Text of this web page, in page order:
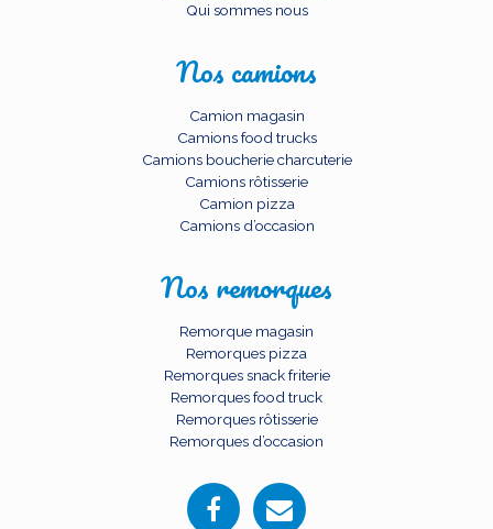
Qui sommes nous
Nos camions
Camion magasin
Camions food trucks
Camions boucherie charcuterie
Camions rôtisserie
Camion pizza
Camions d’occasion
Nos remorques
Remorque magasin
Remorques pizza
Remorques snack friterie
Remorques food truck
Remorques rôtisserie
Remorques d’occasion